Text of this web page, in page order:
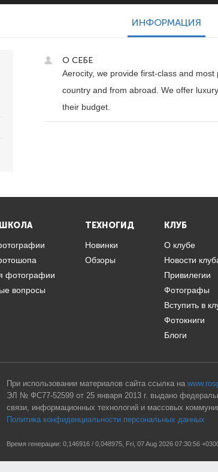
ИНФОРМАЦИЯ
О СЕБЕ
Aerocity, we provide first-class and
country and from abroad. We offer
their budget.
фотографии
вопросы
ТЕХНОГИД
Новинки
Обзоры
КЛУБ
О клубе
Новости
Привилегии
Фотографы
Вступить в
Фотокниги
Блоги
При использовании материалов сайта ссылка на
ЭЛ № ФС77-52599 от 25 января 2013 г. выдано
связи, информационных технологий и массовых
Политика конфиденциальности персональных данных
Время генерации: 0,146916 / 0,048975, Fri, 07 Aug 2026 07:30:56